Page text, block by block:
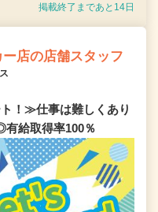
掲載終了まであと14日
店の店舗スタッフ
！≫仕事は難しくあり
給取得率100％